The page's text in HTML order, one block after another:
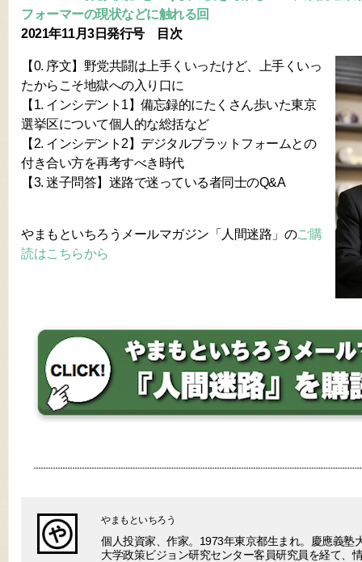
フォーマーの現状などに触れる回
2021年11月3日発行号 目次
【0. 序文】野党共闘は上手くいったけど、上手くいっ
たからこそ地獄への入り口に
【1. インシデント1】備忘録的にたくさん歩いた東京
選挙区について個人的な総括など
【2. インシデント2】デジタルプラットフォームとの
付き合い方を再考すべき時代
【3. 迷子問答】迷路で迷っている者同士のQ&A
やまもといちろうメールマガジン「人間迷路」のご購
読はこちらから
やまもといちろう
個人投資家、作家。1973年東京都生まれ。慶應義塾
大学政策ビジョン研究センター客員研究員を経て、